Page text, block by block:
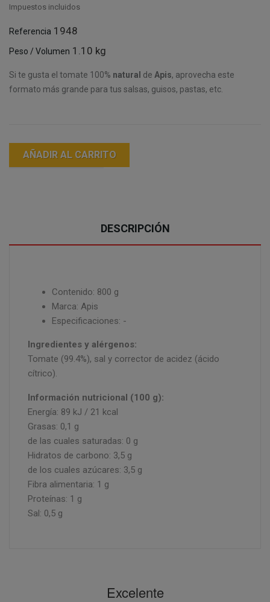
Impuestos incluidos
Referencia 1948
Peso / Volumen 1.10 kg
Si te gusta el tomate 100% natural de Apis, aprovecha este
formato más grande para tus salsas, guisos, pastas, etc.
AÑADIR AL CARRITO
DESCRIPCIÓN
Contenido: 800 g
Marca: Apis
Especificaciones: -
Ingredientes y alérgenos:
Tomate (99.4%), sal y corrector de acidez (ácido
cítrico).
Información nutricional (100 g):
Energía: 89 kJ / 21 kcal
Grasas: 0,1 g
de las cuales saturadas: 0 g
Hidratos de carbono: 3,5 g
de los cuales azúcares: 3,5 g
Fibra alimentaria: 1 g
Proteínas: 1 g
Sal: 0,5 g
Excelente